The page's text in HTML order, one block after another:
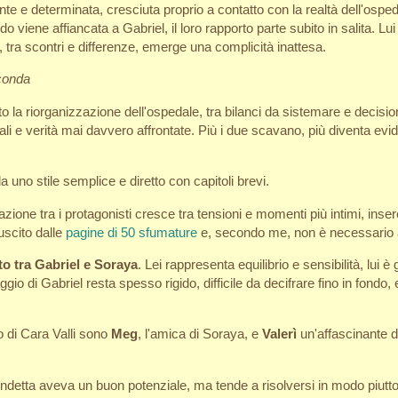
e determinata, cresciuta proprio a contatto con la realtà
viene affiancata a Gabriel, il loro rapporto parte subito in salita.
scontri e differenze, emerge una complicità inattesa.
la riorganizzazione dell'ospedale, tra bilanci da sistemare e
e verità mai davvero affrontate. Più i due scavano, più diventa
uno stile semplice e diretto con capitoli brevi.
tra i protagonisti cresce tra tensioni e momenti più intimi,
dalle pagine di 50 sfumature e, secondo me, non è necessario
tra Gabriel e Soraya. Lei rappresenta equilibrio e sensibilità, lui
di Gabriel resta spesso rigido, difficile da decifrare fino in
di Cara Valli sono Meg, l'amica di Soraya, e Valerì un'affascinante
aveva un buon potenziale, ma tende a risolversi in modo